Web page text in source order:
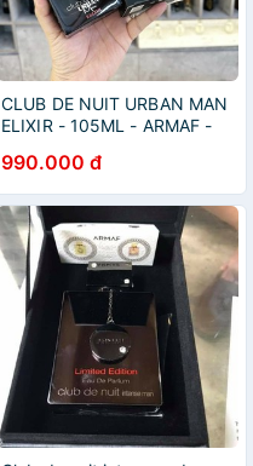
CLUB DE NUIT URBAN MAN
ELIXIR - 105ML - ARMAF -
CHÍNH HÃNG - GIÁ SỈ RẺ -
TINH DẦU DUBAI
990.000 đ